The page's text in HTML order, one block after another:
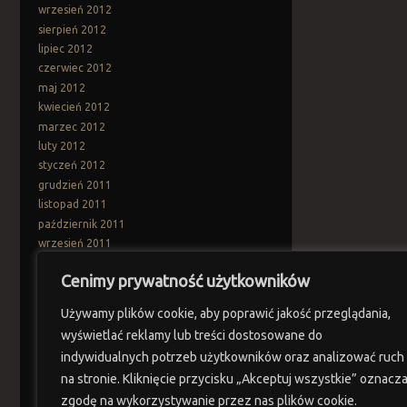
Cenimy prywatność użytkowników
Używamy plików cookie, aby poprawić jakość przeglądania,
wyświetlać reklamy lub treści dostosowane do
indywidualnych potrzeb użytkowników oraz analizować ruch
na stronie. Kliknięcie przycisku „Akceptuj wszystkie” oznacza
zgodę na wykorzystywanie przez nas plików cookie.
wrzesień 2012
sierpień 2012
lipiec 2012
czerwiec 2012
maj 2012
kwiecień 2012
marzec 2012
luty 2012
styczeń 2012
grudzień 2011
listopad 2011
październik 2011
wrzesień 2011
lipiec 2011
maj 2011
kwiecień 2011
marzec 2011
Categories